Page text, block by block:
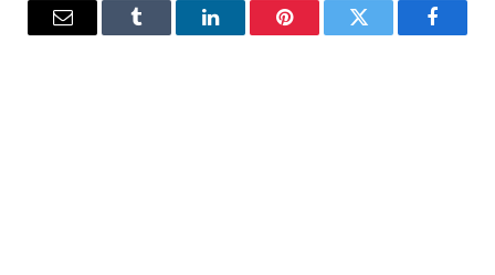
فيسبوك تويتر بينتيريستلينكدإن Tumblr
البريد